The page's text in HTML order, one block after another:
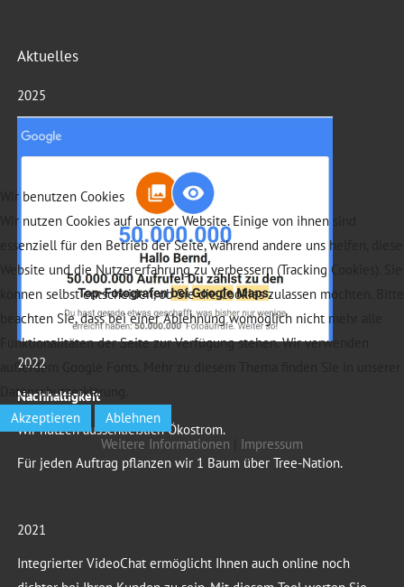
Aktuelles
2025
2022
Nachhaltigkeit
Wir nutzen ausschließlich Ökostrom.
Für jeden Auftrag pflanzen wir 1 Baum über Tree-Nation.
2021
Integrierter VideoChat ermöglicht Ihnen auch online noch
Wir benutzen Cookies
Wir nutzen Cookies auf unserer Website. Einige von ihnen sind
essenziell für den Betrieb der Seite, während andere uns helfen, diese
Website und die Nutzererfahrung zu verbessern (Tracking Cookies). Sie
können selbst entscheiden, ob Sie die Cookies zulassen möchten. Bitte
beachten Sie, dass bei einer Ablehnung womöglich nicht mehr alle
Funktionalitäten der Seite zur Verfügung stehen. Wir verwenden
außerdem Google Fonts. Mehr zu diesem Thema finden Sie in unserer
Datenschutzerklärung.
Akzeptieren
Ablehnen
Weitere Informationen
Impressum